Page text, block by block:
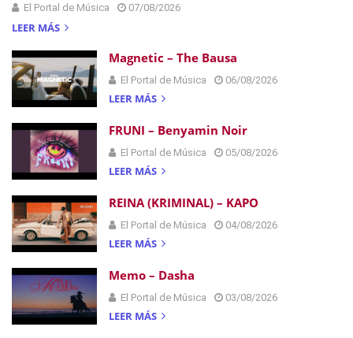
El Portal de Música 07/08/2026
LEER MÁS
Magnetic – The Bausa
El Portal de Música 06/08/2026
LEER MÁS
FRUNI – Benyamin Noir
El Portal de Música 05/08/2026
LEER MÁS
REINA (KRIMINAL) – KAPO
El Portal de Música 04/08/2026
LEER MÁS
Memo – Dasha
El Portal de Música 03/08/2026
LEER MÁS